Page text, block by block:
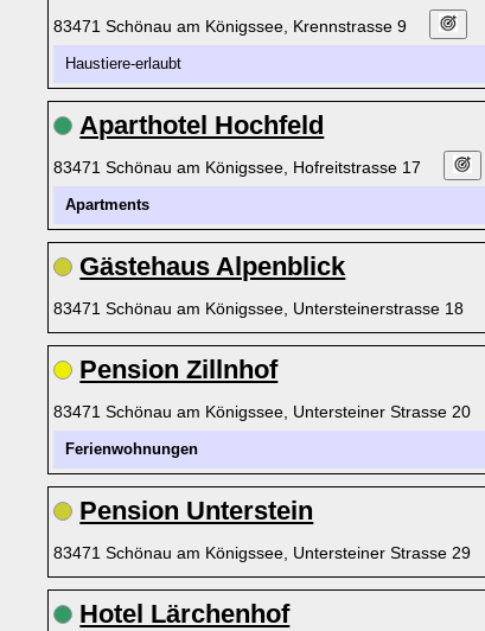
83471 Schönau am Königssee, Krennstrasse 9
Haustiere-erlaubt
Aparthotel Hochfeld
83471 Schönau am Königssee, Hofreitstrasse 17
Apartments
Gästehaus Alpenblick
83471 Schönau am Königssee, Untersteinerstrasse 18
Pension Zillnhof
83471 Schönau am Königssee, Untersteiner Strasse 20
Ferienwohnungen
Pension Unterstein
83471 Schönau am Königssee, Untersteiner Strasse 29
Hotel Lärchenhof